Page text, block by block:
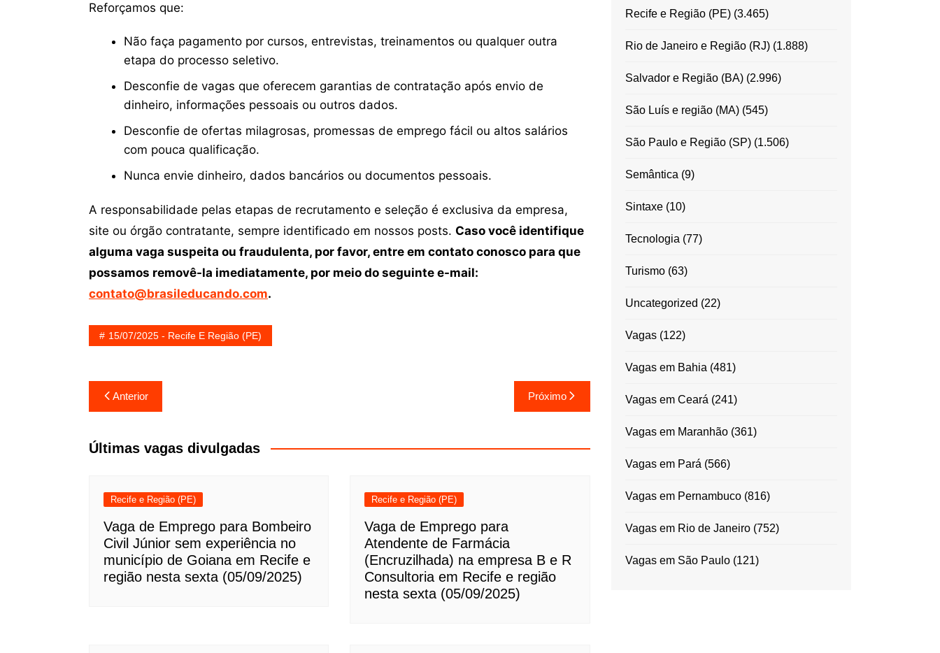
Reforçamos que:
Não faça pagamento por cursos, entrevistas, treinamentos ou qualquer outra
etapa do processo seletivo.
Desconfie de vagas que oferecem garantias de contratação após envio de
dinheiro, informações pessoais ou outros dados.
Desconfie de ofertas milagrosas, promessas de emprego fácil ou altos salários
com pouca qualificação.
Nunca envie dinheiro, dados bancários ou documentos pessoais.
A responsabilidade pelas etapas de recrutamento e seleção é exclusiva da empresa,
site ou órgão contratante, sempre identificado em nossos posts. Caso você identifique
alguma vaga suspeita ou fraudulenta, por favor, entre em contato conosco para que
possamos removê-la imediatamente, por meio do seguinte e-mail:
contato@brasileducando.com.
15/07/2025 - Recife E Região (PE)
Navegação
de
Post
Anterior Próximo
Últimas vagas divulgadas
Recife e Região (PE)
Vaga de Emprego para Bombeiro
Civil Júnior sem experiência no
município de Goiana em Recife e
região nesta sexta (05/09/2025)
Recife e Região (PE)
Vaga de Emprego para
Atendente de Farmácia
(Encruzilhada) na empresa B e R
Consultoria em Recife e região
nesta sexta (05/09/2025)
Recife e Região (PE)(3.465)
Rio de Janeiro e Região (RJ)(1.888)
Salvador e Região (BA)(2.996)
São Luís e região (MA)(545)
São Paulo e Região (SP)(1.506)
Semântica (9)
Sintaxe(10)
Tecnologia (77)
Turismo(63)
Uncategorized (22)
Vagas(122)
Vagas em Bahia (481)
Vagas em Ceará (241)
Vagas em Maranhão(361)
Vagas em Pará (566)
Vagas em Pernambuco(816)
Vagas em Rio de Janeiro(752)
Vagas em São Paulo(121)